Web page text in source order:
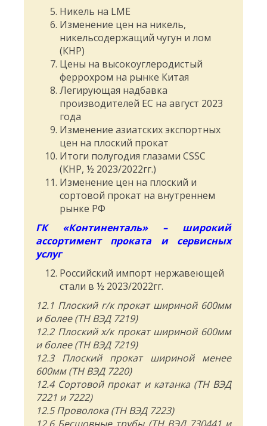
Никель на LME
Изменение цен на никель,
никельсодержащий чугун и лом
(КНР)
Цены на высокоуглеродистый
феррохром на рынке Китая
Легирующая надбавка
производителей ЕС на август 2023
года
Изменение азиатских экспортных
цен на плоский прокат
Итоги полугодия глазами CSSC
(КНР, ½ 2023/2022гг.)
Изменение цен на плоский и
сортовой прокат на внутреннем
рынке РФ
ГК «Континенталь» – широкий
ассортимент проката и сервисных
услуг
Российский импорт нержавеющей
стали в ½ 2023/2022гг.
12.1 Плоский г/к прокат шириной 600мм
и более (ТН ВЭД 7219)
12.2 Плоский х/к прокат шириной 600мм
и более (ТН ВЭД 7219)
12.3 Плоский прокат шириной менее
600мм (ТН ВЭД 7220)
12.4 Сортовой прокат и катанка (ТН ВЭД
7221 и 7222)
12.5 Проволока (ТН ВЭД 7223)